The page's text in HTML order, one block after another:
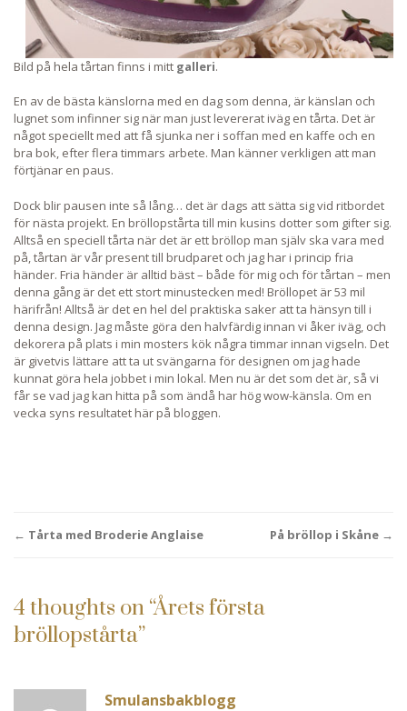
Bild på hela tårtan finns i mitt galleri.
En av de bästa känslorna med en dag som denna, är känslan och
lugnet som infinner sig när man just levererat iväg en tårta. Det är
något speciellt med att få sjunka ner i soffan med en kaffe och en
bra bok, efter flera timmars arbete. Man känner verkligen att man
förtjänar en paus.
Dock blir pausen inte så lång… det är dags att sätta sig vid ritbordet
för nästa projekt. En bröllopstårta till min kusins dotter som gifter sig.
Alltså en speciell tårta när det är ett bröllop man själv ska vara med
på, tårtan är vår present till brudparet och jag har i princip fria
händer. Fria händer är alltid bäst – både för mig och för tårtan – men
denna gång är det ett stort minustecken med! Bröllopet är 53 mil
härifrån! Alltså är det en hel del praktiska saker att ta hänsyn till i
denna design. Jag måste göra den halvfärdig innan vi åker iväg, och
dekorera på plats i min mosters kök några timmar innan vigseln. Det
är givetvis lättare att ta ut svängarna för designen om jag hade
kunnat göra hela jobbet i min lokal. Men nu är det som det är, så vi
får se vad jag kan hitta på som ändå har hög wow-känsla. Om en
vecka syns resultatet här på bloggen.
Post
← Tårta med Broderie Anglaise På bröllop i Skåne →
4 thoughts on “Årets första
bröllopstårta”
Smulansbakblogg